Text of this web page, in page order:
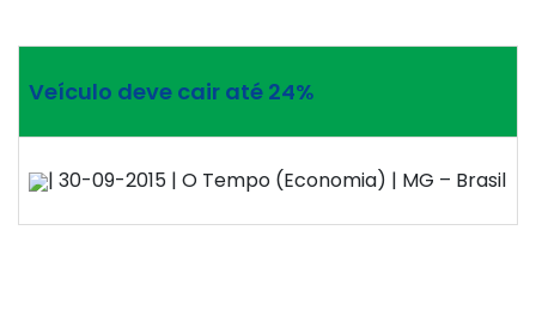
Veículo deve cair até 24%
| 30-09-2015 | O Tempo (Economia) | MG – Brasil